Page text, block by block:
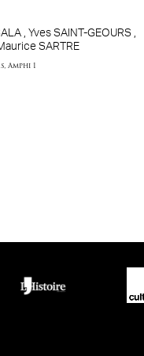
, Yves SAINT-GEOURS ,
SARTRE
, Amphi 1